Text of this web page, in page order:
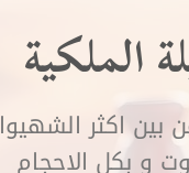
الملكية
بين اكثر
و بكل الاحجام